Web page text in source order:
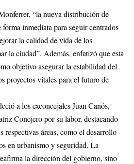
“la nueva distribución de
inmediata para seguir centrados
la calidad de vida de los
la ciudad”. Además, enfatizó que esta
objetivo asegurar la estabilidad del
proyectos vitales para el futuro de
a los exconcejales Juan Canós,
Conejero por su labor, destacando
respectivas áreas, como el desarrollo
en urbanismo y seguridad. La
la dirección del gobierno, sino